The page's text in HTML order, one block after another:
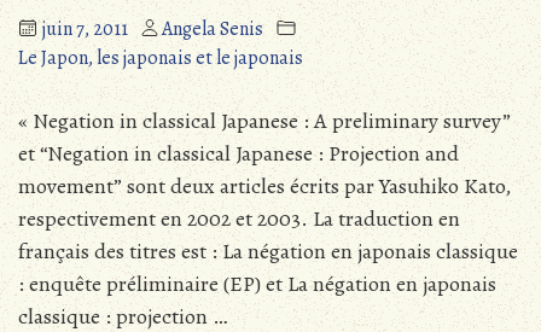
juin 7, 2011
Angela Senis
Le Japon, les japonais et le japonais
« Negation in classical Japanese : A preliminary survey”
et “Negation in classical Japanese : Projection and
movement” sont deux articles écrits par Yasuhiko Kato,
respectivement en 2002 et 2003. La traduction en
français des titres est : La négation en japonais classique
: enquête préliminaire (EP) et La négation en japonais
classique : projection …